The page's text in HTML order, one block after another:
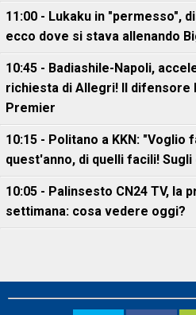
11:00 - Lukaku in "permesso",
ecco dove si stava allenando
10:45 - Badiashile-Napoli,
richiesta di Allegri! Il difensore
Premier
10:15 - Politano a KKN: "Voglio
quest'anno, di quelli facili!
10:05 - Palinsesto CN24 TV, la
settimana: cosa vedere oggi?